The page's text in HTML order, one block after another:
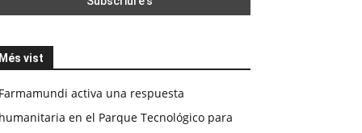
Més vist
Farmamundi activa una respuesta
humanitaria en el Parque Tecnológico para